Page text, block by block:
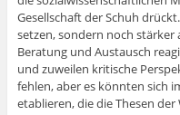
Gesellschaft der Schuh
setzen, sondern noch
Beratung und Austausch
und zuweilen kritische
fehlen, aber es könnten sich
etablieren, die die Thesen